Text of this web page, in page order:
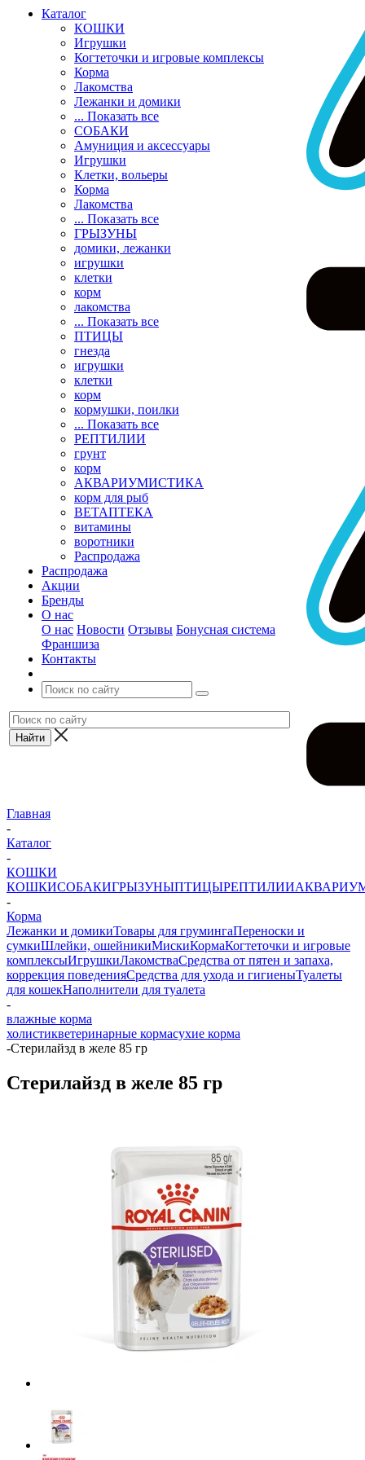
Каталог
КОШКИ
Игрушки
Когтеточки и игровые комплексы
Корма
Лакомства
Лежанки и домики
... Показать все
СОБАКИ
Амуниция и аксессуары
Игрушки
Клетки, вольеры
Корма
Лакомства
... Показать все
ГРЫЗУНЫ
домики, лежанки
игрушки
клетки
корм
лакомства
... Показать все
ПТИЦЫ
гнезда
игрушки
клетки
корм
кормушки, поилки
... Показать все
РЕПТИЛИИ
грунт
корм
АКВАРИУМИСТИКА
корм для рыб
ВЕТАПТЕКА
витамины
воротники
Распродажа
Распродажа
Акции
Бренды
О нас
О нас Новости Отзывы Бонусная система
Франшиза
Контакты
Главная
-
Каталог
-
КОШКИ
КОШКИСОБАКИГРЫЗУНЫПТИЦЫРЕПТИЛИИ
-
Корма
Лежанки и домикиТовары для грумингаПереноски и
сумкиШлейки, ошейникиМискиКормаКогтеточки и игровые
комплексыИгрушкиЛакомстваСредства от пятен и запаха,
коррекция поведенияСредства для ухода и гигиеныТуалеты
для кошекНаполнители для туалета
-
влажные корма
холистикветеринарные кормасухие корма
-Стерилайзд в желе 85 гр
Стерилайзд в желе 85 гр